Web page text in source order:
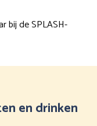
bij de SPLASH-
en drinken